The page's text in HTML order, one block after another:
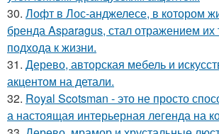
30. Лофт в Лос-анджелесе, в котором
бренда Asparagus, стал отражением их
подхода к жизни.
31. Дерево, авторская мебель и
акцентом на детали.
32. Royal Scotsman - это не просто
а настоящая интерьерная легенда на